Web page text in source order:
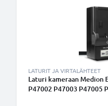
LATURIT JA VIRTALÄHTEET
Laturi kameraan Medion
P47002 P47003 P47005